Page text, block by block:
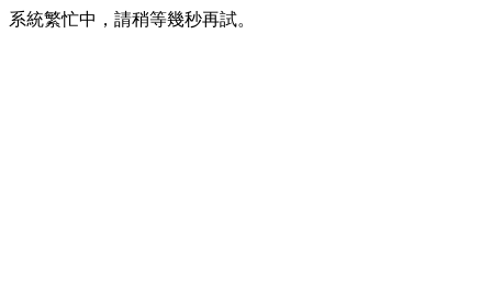
系統繁忙中，請稍等幾秒再試。